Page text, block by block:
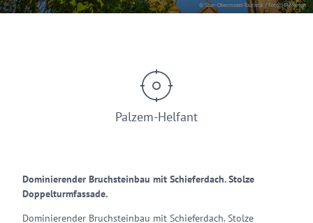
© Saar-Obermosel-Touristik / Foto: HP Merten
Palzem-Helfant
Dominierender Bruchsteinbau mit Schieferdach. Stolze
Doppelturmfassade.
Dominierender Bruchsteinbau mit Schieferdach. Stolze